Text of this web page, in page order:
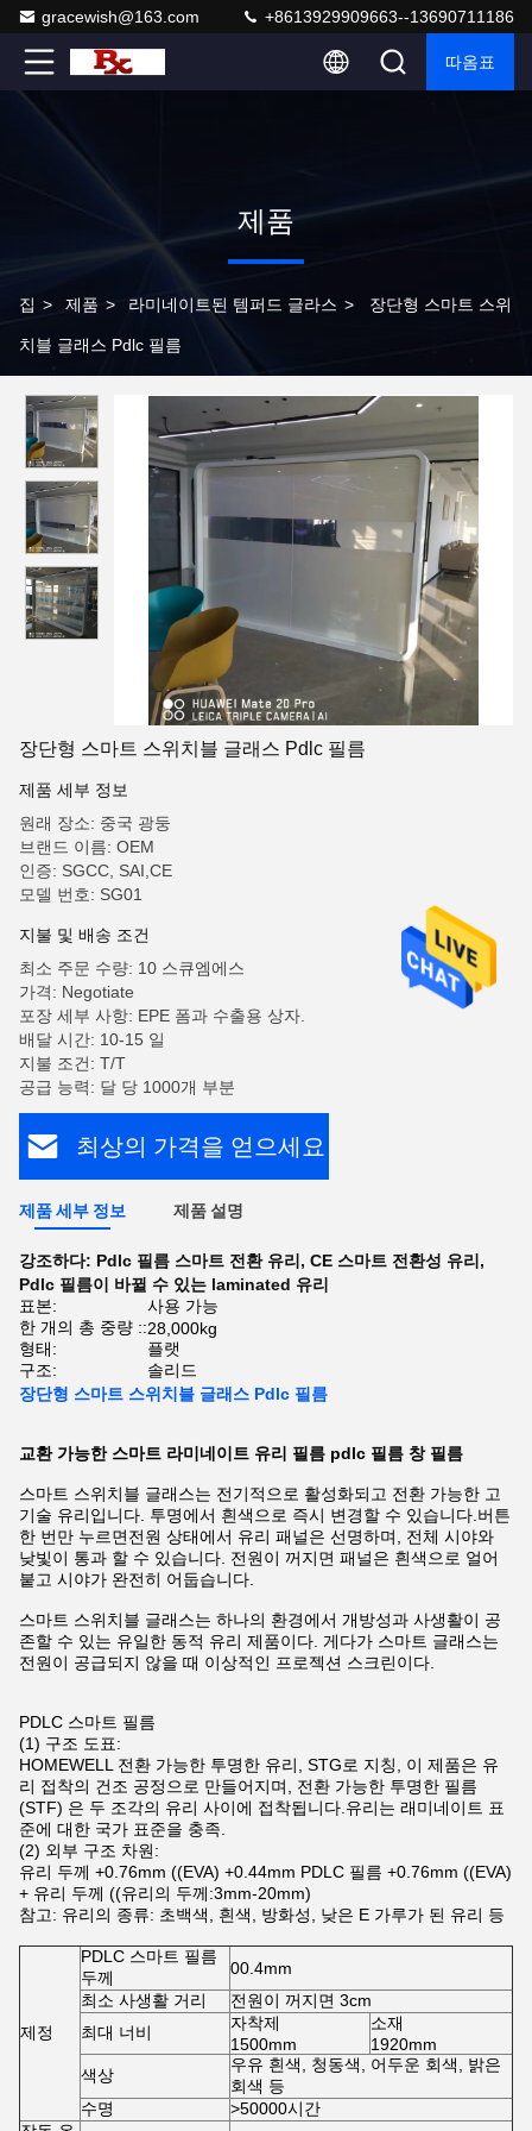
gracewish@163.com +8613929909663--13690711186
따옴표
제품
집 > 제품 > 라미네이트된 템퍼드 글라스 > 장단형 스마트 스위
치블 글래스 Pdlc 필름
장단형 스마트 스위치블 글래스 Pdlc 필름
제품 세부 정보
원래 장소: 중국 광둥
브랜드 이름: OEM
인증: SGCC, SAI,CE
모델 번호: SG01
지불 및 배송 조건
최소 주문 수량: 10 스큐엠에스
가격: Negotiate
포장 세부 사항: EPE 폼과 수출용 상자.
배달 시간: 10-15 일
지불 조건: T/T
공급 능력: 달 당 1000개 부분
최상의 가격을 얻으세요
제품 세부 정보 제품 설명
강조하다: Pdlc 필름 스마트 전환 유리 , CE 스마트 전환성 유리 ,
Pdlc 필름이 바뀔 수 있는 laminated 유리
표본:
사용 가능
한 개의 총 중량 ::28,000kg
형태:
플랫
구조:
솔리드
장단형 스마트 스위치블 글래스 Pdlc 필름
교환 가능한 스마트 라미네이트 유리 필름 pdlc 필름 창 필름
스마트 스위치블 글래스는 전기적으로 활성화되고 전환 가능한 고
기술 유리입니다. 투명에서 흰색으로 즉시 변경할 수 있습니다.버튼
한 번만 누르면전원 상태에서 유리 패널은 선명하며, 전체 시야와
낮빛이 통과 할 수 있습니다. 전원이 꺼지면 패널은 흰색으로 얼어
붙고 시야가 완전히 어둡습니다.
스마트 스위치블 글래스는 하나의 환경에서 개방성과 사생활이 공
존할 수 있는 유일한 동적 유리 제품이다. 게다가 스마트 글래스는
전원이 공급되지 않을 때 이상적인 프로젝션 스크린이다.
PDLC 스마트 필름
(1) 구조 도표:
HOMEWELL 전환 가능한 투명한 유리, STG로 지칭, 이 제품은 유
리 접착의 건조 공정으로 만들어지며, 전환 가능한 투명한 필름
(STF) 은 두 조각의 유리 사이에 접착됩니다.유리는 래미네이트 표
준에 대한 국가 표준을 충족.
(2) 외부 구조 차원:
유리 두께 +0.76mm ((EVA) +0.44mm PDLC 필름 +0.76mm ((EVA)
+ 유리 두께 ((유리의 두께:3mm-20mm)
참고: 유리의 종류: 초백색, 흰색, 방화성, 낮은 E 가루가 된 유리 등
제정
PDLC 스마트 필름
두께
00.4mm
최소 사생활 거리
전원이 꺼지면 3cm
최대 너비
자착제
1500mm
소재
1920mm
색상
우유 흰색, 청동색, 어두운 회색, 밝은
회색 등
수명
>50000시간